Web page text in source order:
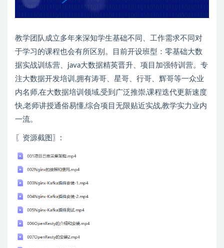
教学团队成立多年来深知学生基础不同、工作需求不同对
于学习的课程也会有所区别。目前开设班型：零基础大数
据实战训练营、java大数据精英晋升、项目加强特训营。专
注大数据开发培训,拥有涛哥、星哥、行哥、辉哥等一众业
内名师,在大数据培训领域,受到广泛推崇,课程迭代更新速度
快,老师讲授通俗易懂,综合项目无限贴近实战,教学实力业内
一流。
〖资源截图〗: